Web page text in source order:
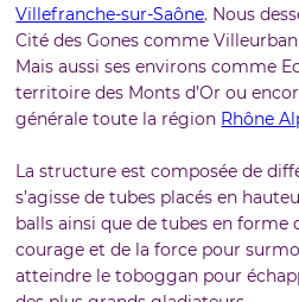
Villefranche-sur-Saône. Nous
Cité des Gones comme
Mais aussi ses environs comme
territoire des Monts d’Or ou
générale toute la région Rhône
La structure est composée de
s’agisse de tubes placés en
balls ainsi que de tubes en forme
courage et de la force pour
atteindre le toboggan pour